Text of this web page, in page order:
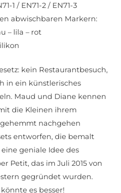
1 / EN71-2 / EN71-3
abwischbaren Markern:
– lila – rot
kein Restaurantbesuch,
in ein künstlerisches
Maud und Diane kennen
die Kleinen ihrem
nachgehen
entworfen, die bemalt
geniale Idee des
Petit, das im Juli 2015 von
gegründet wurden.
es besser!